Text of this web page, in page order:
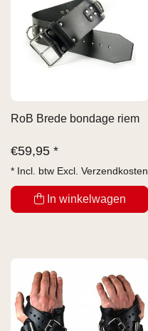
RoB Brede bondage riem
€59,95 *
* Incl. btw Excl. Verzendkosten
In winkelwagen